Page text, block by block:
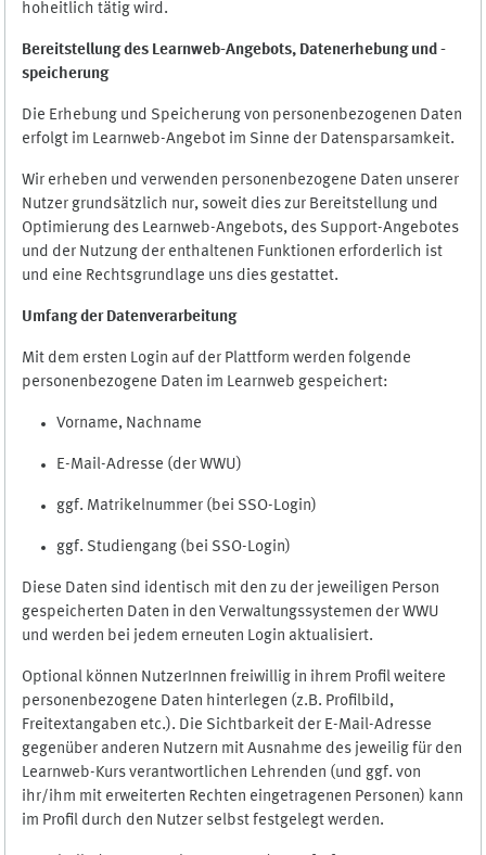
hoheitlich tätig wird.
Bereitstellung des Learnweb-Angebots, Datenerhebung und -
speicherung
Die Erhebung und Speicherung von personenbezogenen Daten
erfolgt im Learnweb-Angebot im Sinne der Datensparsamkeit.
Wir erheben und verwenden personenbezogene Daten unserer
Nutzer grundsätzlich nur, soweit dies zur Bereitstellung und
Optimierung des Learnweb-Angebots, des Support-Angebotes
und der Nutzung der enthaltenen Funktionen erforderlich ist
und eine Rechtsgrundlage uns dies gestattet.
Umfang der Datenverarbeitung
Mit dem ersten Login auf der Plattform werden folgende
personenbezogene Daten im Learnweb gespeichert:
Vorname, Nachname
E-Mail-Adresse (der WWU)
ggf. Matrikelnummer (bei SSO-Login)
ggf. Studiengang (bei SSO-Login)
Diese Daten sind identisch mit den zu der jeweiligen Person
gespeicherten Daten in den Verwaltungssystemen der WWU
und werden bei jedem erneuten Login aktualisiert.
Optional können NutzerInnen freiwillig in ihrem Profil weitere
personenbezogene Daten hinterlegen (z.B. Profilbild,
Freitextangaben etc.). Die Sichtbarkeit der E-Mail-Adresse
gegenüber anderen Nutzern mit Ausnahme des jeweilig für den
Learnweb-Kurs verantwortlichen Lehrenden (und ggf. von
ihr/ihm mit erweiterten Rechten eingetragenen Personen) kann
im Profil durch den Nutzer selbst festgelegt werden.